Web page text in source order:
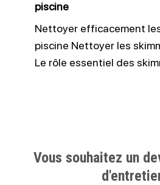
piscine
Nettoyer efficacement
piscine Nettoyer les
Le rôle essentiel des
Vous souhaitez un